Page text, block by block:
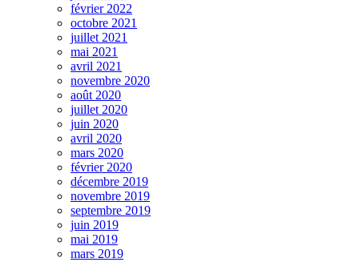
février 2022
octobre 2021
juillet 2021
mai 2021
avril 2021
novembre 2020
août 2020
juillet 2020
juin 2020
avril 2020
mars 2020
février 2020
décembre 2019
novembre 2019
septembre 2019
juin 2019
mai 2019
mars 2019